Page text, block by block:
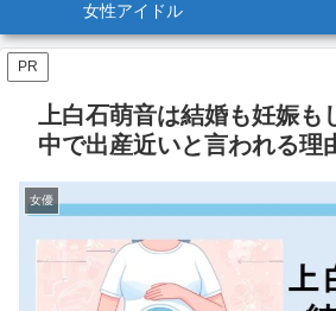
女性アイドル
PR
上白石萌音は結婚も妊娠も
中で出産近いと言われる理
女優